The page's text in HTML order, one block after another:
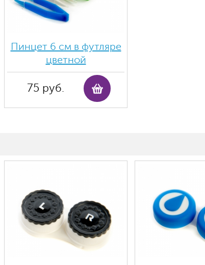
Пинцет 6 см в футляре
цветной
75 руб.